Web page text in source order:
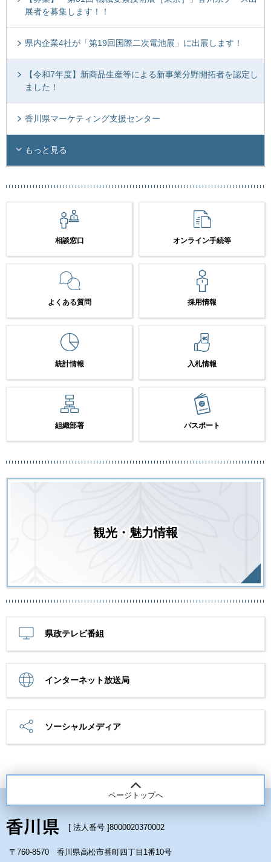
展者を募集します！！
県内企業4社が「第19回国際二次電池展」に出展します！
【令和7年度】新商品生産等による新事業分野開拓者を認定し
ました！
香川県マーケティング支援センター
もっと見る
相談窓口 オンライン手続等
よくある質問 採用情報
統計情報 入札情報
組織部署 パスポート
観光・魅力情報
県政テレビ番組
インターネット放送局
ソーシャルメディア
ページトップへ
[ 法人番号 ]8000020370002
〒760-8570 香川県高松市番町四丁目1番10号